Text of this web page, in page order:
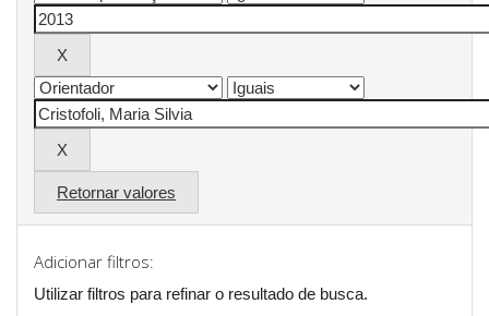
Retornar valores
Adicionar filtros:
Utilizar filtros para refinar o resultado de busca.